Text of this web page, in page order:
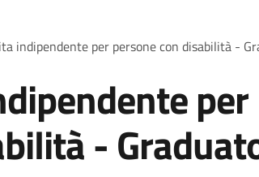
indipendente per persone con disabilità -
per
-